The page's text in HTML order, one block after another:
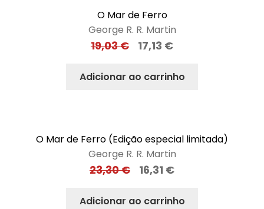
O Mar de Ferro
George R. R. Martin
19,03€ 17,13 €
Adicionar ao carrinho
O Mar de Ferro (Edição especial limitada)
George R. R. Martin
23,30€ 16,31 €
Adicionar ao carrinho